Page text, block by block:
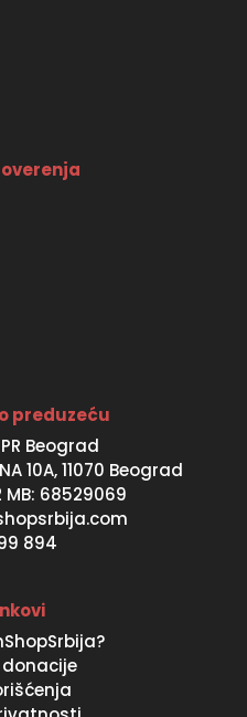
preduzeću
Beograd
10A, 11070 Beograd
MB: 68529069
894
donacije